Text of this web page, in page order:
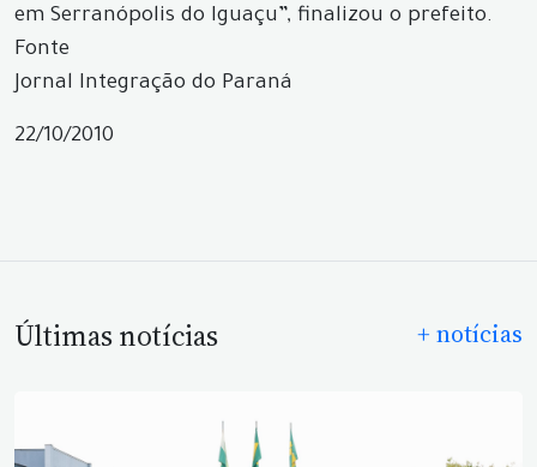
em Serranópolis do Iguaçu”, finalizou o prefeito.
Fonte
Jornal Integração do Paraná
22/10/2010
Últimas notícias + notícias